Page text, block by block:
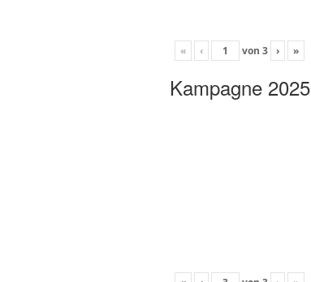
« ‹ von 3 › »
Kampagne 2025